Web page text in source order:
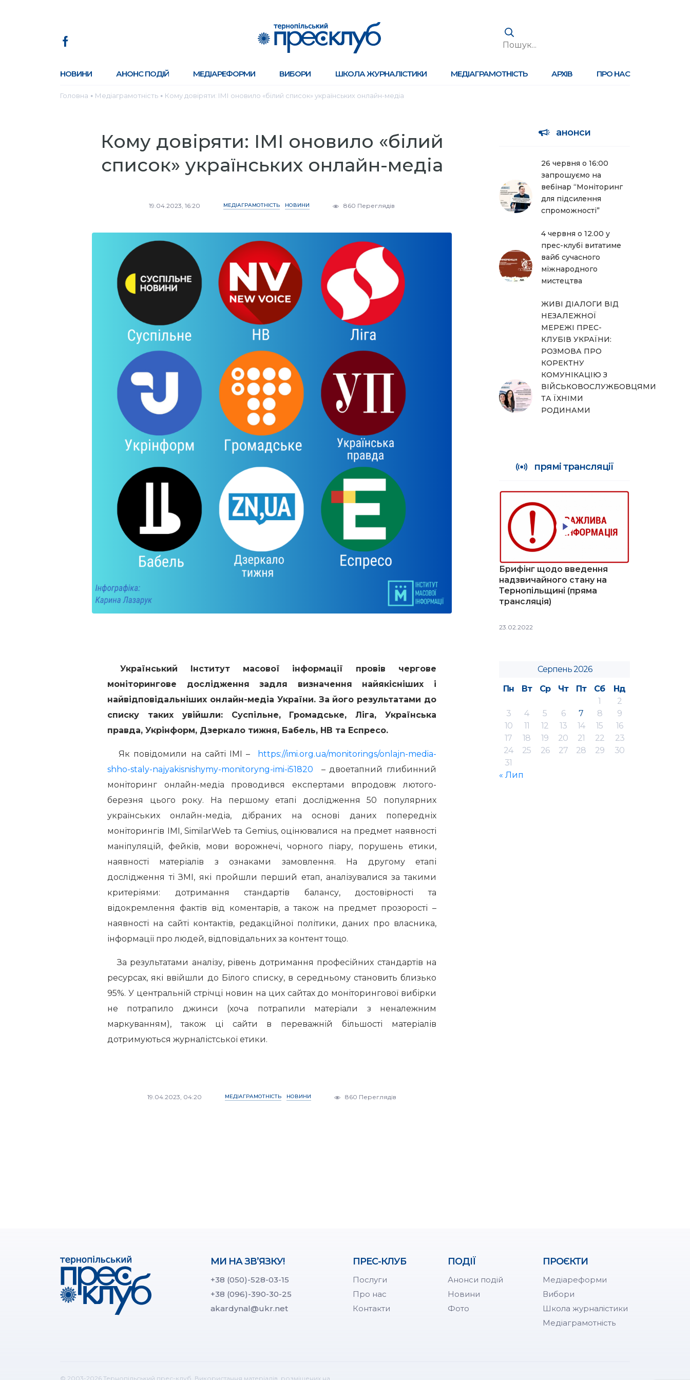
НОВИНИ АНОНС ПОДІЙ МЕДІАРЕФОРМИ ВИБОРИ ШКОЛА ЖУРНАЛІСТИКИ МЕДІАГРАМОТНІСТЬ АРХІВ ПРО НАС
Головна ● Медіаграмотність ● Кому довіряти: ІМІ оновило «білий список» українських онлайн-медіа
Кому довіряти: ІМІ оновило «білий
список» українських онлайн-медіа
19.04.2023, 16:20 МЕДІАГРАМОТНІСТЬ НОВИНИ 860 Переглядів
Український Інститут масової інформації провів чергове
моніторингове дослідження задля визначення найякісніших і
найвідповідальніших онлайн-медіа України. За його результатами до
списку таких увійшли: Суспільне, Громадське, Ліга, Українська
правда, Укрінформ, Дзеркало тижня, Бабель, НВ та Еспресо.
Як повідомили на сайті ІМІ –
https://imi.org.ua/monitorings/onlajn-media-
shho-staly-najyakisnishymy-monitoryng-imi-i51820 – двоетапний глибинний
моніторинг онлайн-медіа проводився експертами впродовж лютого-
березня цього року. На першому етапі дослідження 50 популярних
українських онлайн-медіа, дібраних на основі даних попередніх
моніторингів ІМІ, SimilarWeb та Gemius, оцінювалися на предмет наявності
маніпуляцій, фейків, мови ворожнечі, чорного піару, порушень етики,
наявності матеріалів з ознаками замовлення. На другому етапі
дослідження ті ЗМІ, які пройшли перший етап, аналізувалися за такими
критеріями: дотримання стандартів балансу, достовірності та
відокремлення фактів від коментарів, а також на предмет прозорості –
наявності на сайті контактів, редакційної політики, даних про власника,
інформації про людей, відповідальних за контент тощо.
За результатами аналізу, рівень дотримання професійних стандартів на
ресурсах, які ввійшли до Білого списку, в середньому становить близько
95%. У центральній стрічці новин на цих сайтах до моніторингової вибірки
не потрапило джинси (хоча потрапили матеріали з неналежним
маркуванням), також ці сайти в переважній більшості матеріалів
дотримуються журналістської етики.
19.04.2023, 04:20 МЕДІАГРАМОТНІСТЬ НОВИНИ 860 Переглядів
анонси
26 червня о 16:00
запрошуємо на
вебінар “Моніторинг
для підсилення
спроможності”
4 червня о 12.00 у
прес-клубі витатиме
вайб сучасного
міжнародного
мистецтва
ЖИВІ ДІАЛОГИ ВІД
НЕЗАЛЕЖНОЇ
МЕРЕЖІ ПРЕС-
КЛУБІВ УКРАЇНИ:
РОЗМОВА ПРО
КОРЕКТНУ
КОМУНІКАЦІЮ З
ВІЙСЬКОВОСЛУЖБОВЦЯМИ
ТА ЇХНІМИ
РОДИНАМИ
прямі трансляції
Брифінг щодо введення
надзвичайного стану на
Тернопільщині (пряма
трансляція)
23.02.2022
Серпень 2026
Пн
Вт Ср Чт Пт Сб
Нд
1
2
3
4 5 6 7 8
9
10
11 12 13 14 15
16
17
18 19 20 21 22
23
24
25 26 27 28 29
30
31
« Лип
МИ НА ЗВ’ЯЗКУ!
+38 (050)-528-03-15
+38 (096)-390-30-25
akardynal@ukr.net
ПРЕС-КЛУБ
Послуги
Про нас
Контакти
ПОДІЇ
Анонси подій
Новини
Фото
ПРОЄКТИ
Медіареформи
Вибори
Школа журналістики
Медіаграмотність
© 2003-2026 Тернопільський прес-клуб. Використання матеріалів, розміщених на